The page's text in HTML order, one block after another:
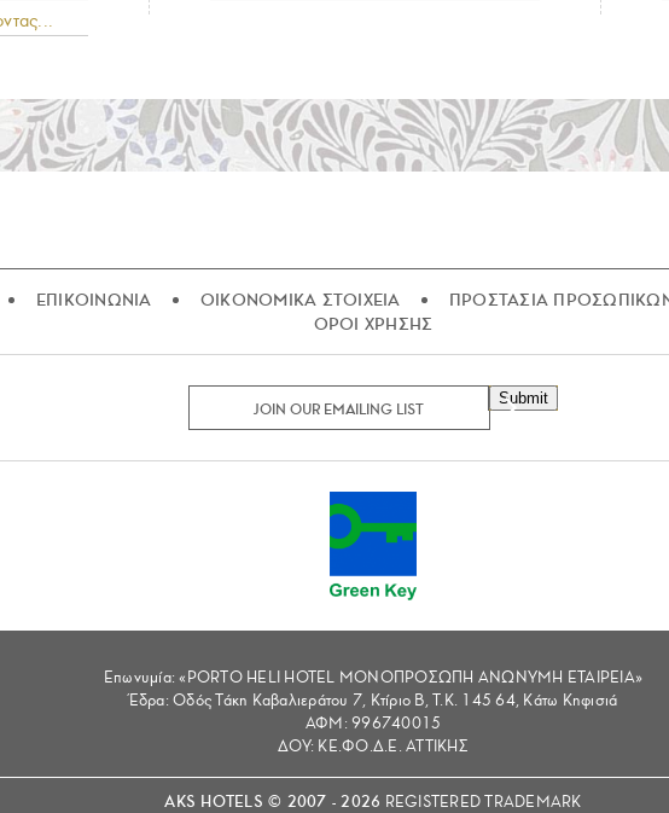
ΕΠΙΚΟΙΝΩΝΙΑ ΟΙΚΟΝΟΜΙΚΑ ΣΤΟΙΧΕΙΑ ΠΡΟΣΤΑΣΙΑ
ΟΡΟΙ ΧΡΗΣΗΣ
Submit
Επωνυμία: «PORTO HELI HOTEL ΜΟΝΟΠΡΟΣΩΠΗ ΑΝΩΝΥΜΗ ΕΤΑΙΡΕΙΑ»
Έδρα: Οδός Τάκη Καβαλιεράτου 7, Κτίριο Β, Τ.Κ. 145 64, Κάτω Κηφισιά
ΑΦΜ: 996740015
ΔΟΥ: ΚΕ.ΦΟ.Δ.Ε. ΑΤΤΙΚΗΣ
AKS HOTELS © 2007 - 2026 REGISTERED TRADEMARK